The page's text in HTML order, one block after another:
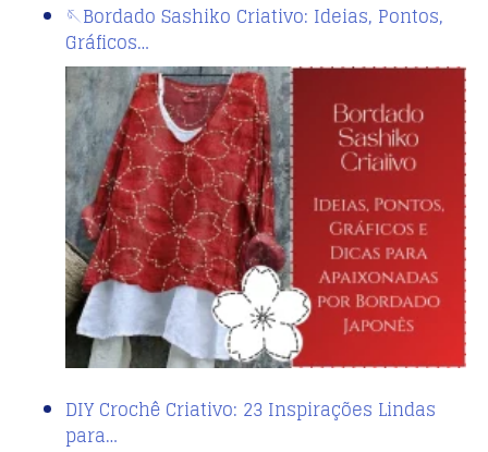
🪡Bordado Sashiko Criativo: Ideias, Pontos,
Gráficos…
DIY Crochê Criativo: 23 Inspirações Lindas
para…